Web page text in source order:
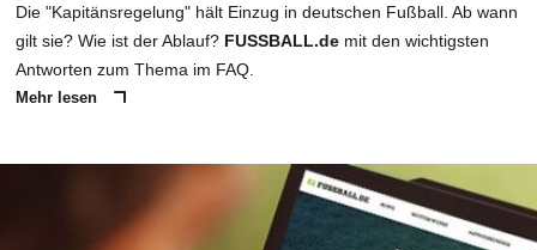
Die "Kapitänsregelung" hält Einzug in deutschen Fußball. Ab wann
gilt sie? Wie ist der Ablauf? FUSSBALL.de mit den wichtigsten
Antworten zum Thema im FAQ.
Mehr lesen